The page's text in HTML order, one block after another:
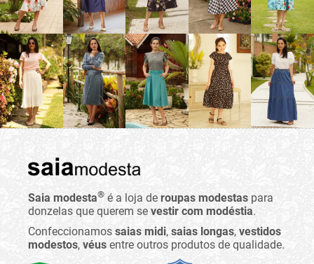
Saia modesta® é a loja de roupas modestas para
donzelas que querem se vestir com modéstia.
Confeccionamos saias midi, saias longas, vestidos
modestos, véus entre outros produtos de qualidade.